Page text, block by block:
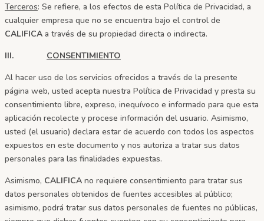
Terceros: Se refiere, a los efectos de esta Política de Privacidad, a
cualquier empresa que no se encuentra bajo el control de
CALIFICA a través de su propiedad directa o indirecta.
III. CONSENTIMIENTO
Al hacer uso de los servicios ofrecidos a través de la presente
página web, usted acepta nuestra Política de Privacidad y presta su
consentimiento libre, expreso, inequívoco e informado para que esta
aplicación recolecte y procese información del usuario. Asimismo,
usted (el usuario) declara estar de acuerdo con todos los aspectos
expuestos en este documento y nos autoriza a tratar sus datos
personales para las finalidades expuestas.
Asimismo, CALIFICA no requiere consentimiento para tratar sus
datos personales obtenidos de fuentes accesibles al público;
asimismo, podrá tratar sus datos personales de fuentes no públicas,